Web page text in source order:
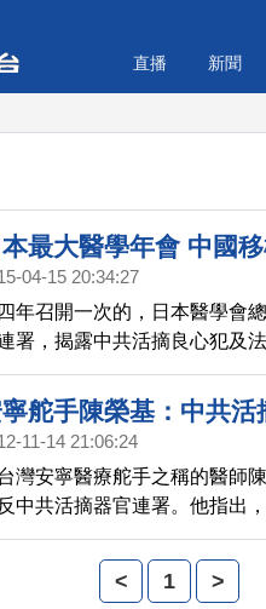
直播 新聞
本最大醫學年會 中國
04-15 20:34:27
年召開一次的，日本醫學會
署，揭露中共活摘良心犯及
能發揮正義，制止暴行。
舵手陳榮基：中共活
11-14 21:06:24
灣安寧醫療舵手之稱的醫師
中共活摘器官連署。他指出
、失去生命，這是中國的悲
師挺身而出，反對活摘罪行，
< 1 >